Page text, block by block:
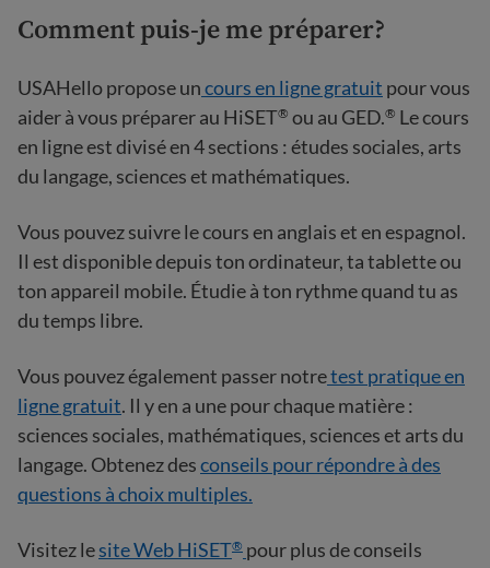
Comment puis-je me préparer?
USAHello propose uncours en ligne gratuit pour vous
aider à vous préparer au HiSET® ou au GED.® Le cours
en ligne est divisé en 4 sections : études sociales, arts
du langage, sciences et mathématiques.
Vous pouvez suivre le cours en anglais et en espagnol.
Il est disponible depuis ton ordinateur, ta tablette ou
ton appareil mobile. Étudie à ton rythme quand tu as
du temps libre.
Vous pouvez également passer notretest pratique en
ligne gratuit. Il y en a une pour chaque matière :
sciences sociales, mathématiques, sciences et arts du
langage. Obtenez desconseils pour répondre à des
questions à choix multiples.
Visitez lesite Web HiSET® pour plus de conseils